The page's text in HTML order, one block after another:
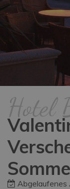
Hotel
Abgelaufenes